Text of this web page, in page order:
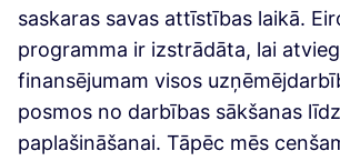
saskaras savas attīstības laikā.
programma ir izstrādāta, lai
finansējumam visos
posmos no darbības sākšanas līdz
paplašināšanai. Tāpēc mēs